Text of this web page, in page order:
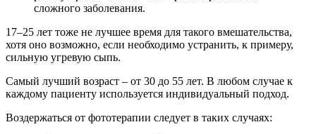
сложного заболевания.
17–25 лет тоже не лучшее время для такого вмешательства,
хотя оно возможно, если необходимо устранить, к примеру,
сильную угревую сыпь.
Самый лучший возраст – от 30 до 55 лет. В любом случае к
каждому пациенту используется индивидуальный подход.
Воздержаться от фототерапии следует в таких случаях: